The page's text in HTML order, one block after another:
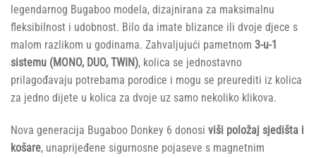
legendarnog Bugaboo modela, dizajnirana za maksimalnu
fleksibilnost i udobnost. Bilo da imate blizance ili dvoje djece s
malom razlikom u godinama. Zahvaljujući pametnom 3-u-1
sistemu (MONO, DUO, TWIN), kolica se jednostavno
prilagođavaju potrebama porodice i mogu se preurediti iz kolica
za jedno dijete u kolica za dvoje uz samo nekoliko klikova.
Nova generacija Bugaboo Donkey 6 donosi viši položaj sjedišta i
košare, unaprijeđene sigurnosne pojaseve s magnetnim